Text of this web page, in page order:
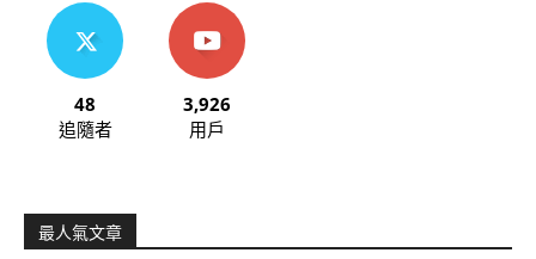
48
追隨者
3,926
用戶
最人氣文章